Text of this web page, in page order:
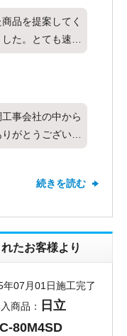
品を提案してく
た。とても速い
。
事会社の中から
がとうございま
務用エアコンの
た。すべての項目
めのお言葉も頂
います！これか
参りたいと思い
けしたエアコン
うか？これから
続きを読む
たお客様より
年07月01日施工完了
商品：
日立
80M4SD